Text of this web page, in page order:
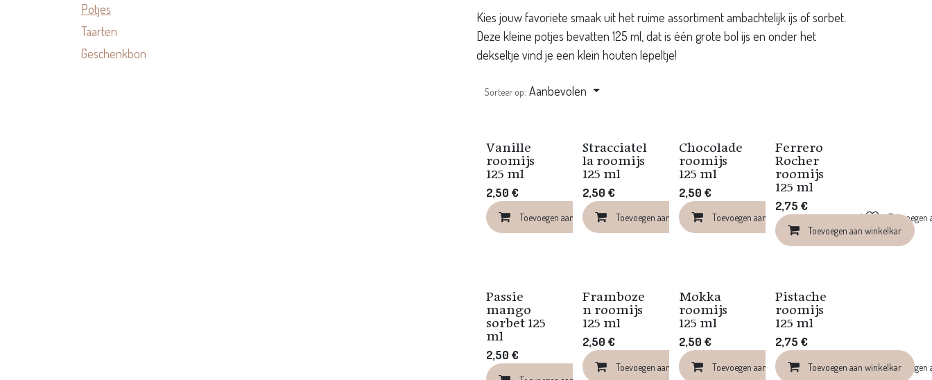
Potjes
Taarten
Geschenkbon
Kies jouw favoriete smaak uit het ruime assortiment ambachtelijk ijs of sorbet.
Deze kleine potjes bevatten 125 ml, dat is één grote bol ijs en onder het
dekseltje vind je een klein houten lepeltje!
Sorteer op: Aanbevolen
Nieuw!
Vanille
roomijs
125 ml
2,50 €
Toevoegen aan winkelkar Toevoegen aan verlanglijst
Nieuw!
Stracciatel
la roomijs
125 ml
2,50 €
Toevoegen aan winkelkar Toevoegen aan verlanglijst
Nieuw!
Chocolade
roomijs
125 ml
2,50 €
Toevoegen aan winkelkar Toevoegen
Nieuw!
Ferrero
Rocher
roomijs
125 ml
2,75 €
Toevoegen aan winkelkar
Nieuw!
Passie
mango
sorbet 125
ml
2,50 €
Nieuw!
Framboze
n roomijs
125 ml
2,50 €
Toevoegen aan winkelkar Toevoegen aan verlanglijst
Nieuw!
Mokka
roomijs
125 ml
2,50 €
Toevoegen aan winkelkar
Nieuw!
Pistache
roomijs
125 ml
2,75 €
Toevoegen aan winkelkar